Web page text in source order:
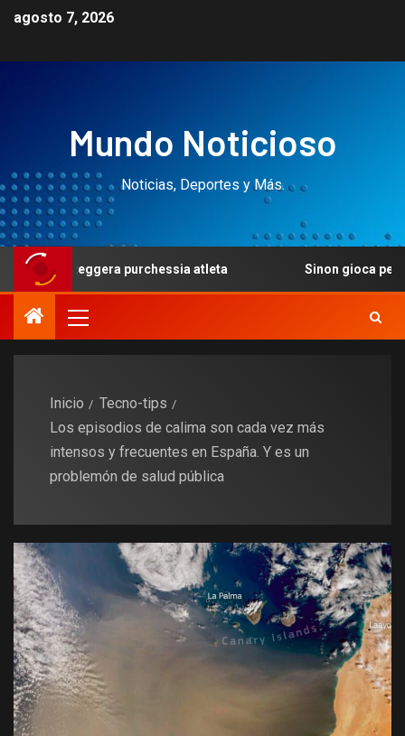
agosto 7, 2026
Mundo Noticioso
Noticias, Deportes y Más.
purchessia atleta Sinon gioca per 37 numeri
Inicio
Tecno-tips
Los episodios de calima son cada vez más
intensos y frecuentes en España. Y es un
problemón de salud pública